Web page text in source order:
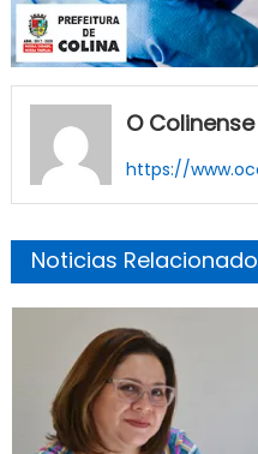
O Colinense
https://
Noticias